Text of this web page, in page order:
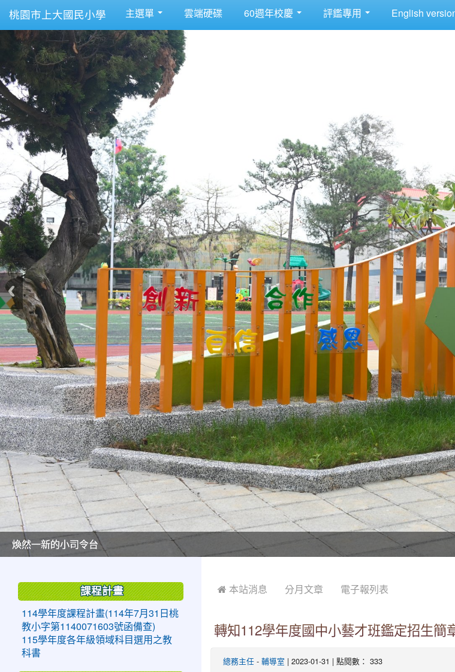
桃園市上大國民小學 主選單 雲端硬碟 60週年校慶 評鑑專用 English
美麗的操場是我們活力的來源
美麗的操場是我們活力的來源
煥然一新的小司令台
煥然一新的小司令台
富含桃園埤塘田園風光意象的中廊
富含桃園埤塘田園風光意象的中廊
嶄新的中庭廣場
嶄新的中庭廣場
水生池生生不息
水生池生生不息
 本站消息 分月文章 電子報列表
轉知112學年度國中小藝才班鑑定招生簡
總務主任 - 輔導室 | 2023-01-31 | 點閱數： 333
課程計畫
114學年度課程計畫(114年7月31日桃
教小字第1140071603號函備查)
115學年度各年級領域科目選用之教
科書